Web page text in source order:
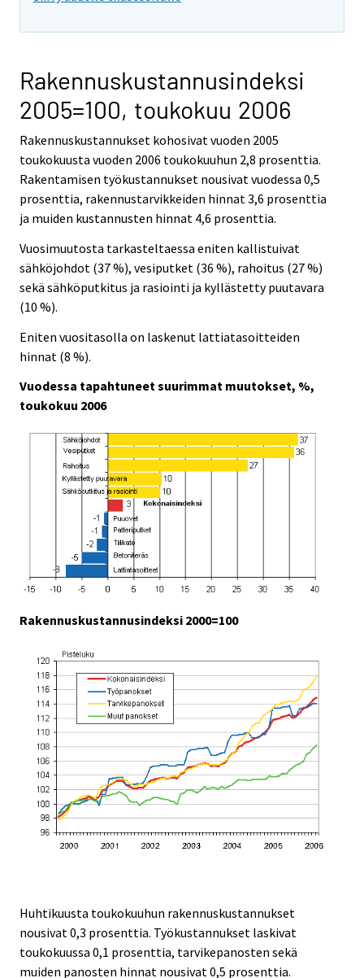
Rakennuskustannusindeksi
2005=100, toukokuu 2006
Rakennuskustannukset kohosivat vuoden 2005
toukokuusta vuoden 2006 toukokuuhun 2,8 prosenttia.
Rakentamisen työkustannukset nousivat vuodessa 0,5
prosenttia, rakennustarvikkeiden hinnat 3,6 prosenttia
ja muiden kustannusten hinnat 4,6 prosenttia.
Vuosimuutosta tarkasteltaessa eniten kallistuivat
sähköjohdot (37 %), vesiputket (36 %), rahoitus (27 %)
sekä sähköputkitus ja rasiointi ja kyllästetty puutavara
(10 %).
Eniten vuositasolla on laskenut lattiatasoitteiden
hinnat (8 %).
Vuodessa tapahtuneet suurimmat muutokset, %,
toukokuu 2006
Rakennuskustannusindeksi 2000=100
Huhtikuusta toukokuuhun rakennuskustannukset
nousivat 0,3 prosenttia. Työkustannukset laskivat
toukokuussa 0,1 prosenttia, tarvikepanosten sekä
muiden panosten hinnat nousivat 0,5 prosenttia.